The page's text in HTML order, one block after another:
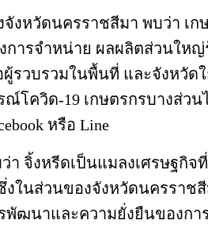
หวัดนครราชสีมา พบว่า เ
การจำหน่าย ผลผลิตส่วนให
รวบรวมในพื้นที่ และจังหวั
โควิด-19 เกษตรกรบางส่ว
หรือ Line
า จิ้งหรีดเป็นแมลงเศรษฐ
งในส่วนของจังหวัดนครรา
ฒนาและความยั่งยืนของกา